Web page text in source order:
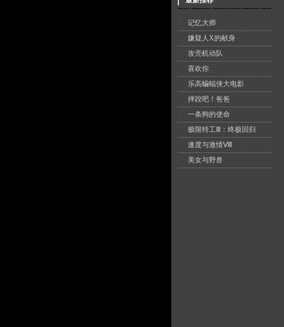
·
记忆大师
·
嫌疑人X的献身
·
攻壳机动队
·
喜欢你
·
乐高蝙蝠侠大电影
·
摔跤吧！爸爸
·
一条狗的使命
·
极限特工Ⅲ：终极回归
·
速度与激情Ⅷ
·
美女与野兽